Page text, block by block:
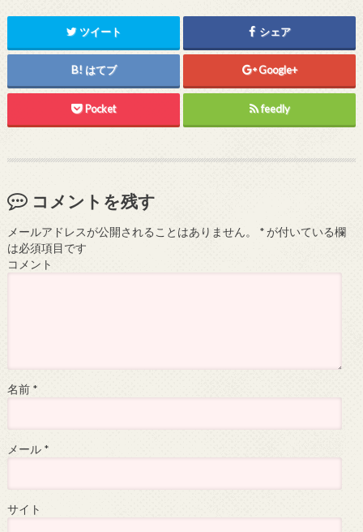
ツイート シェア
はてブ Google+
Pocket feedly
コメントを残す
メールアドレスが公開されることはありません。 *が付いている欄
は必須項目です
コメント
名前 *
メール *
サイト